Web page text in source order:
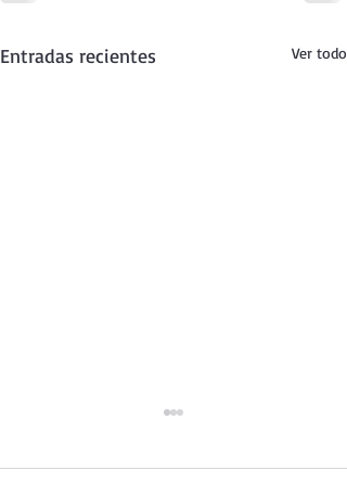
Entradas recientes Ver todo